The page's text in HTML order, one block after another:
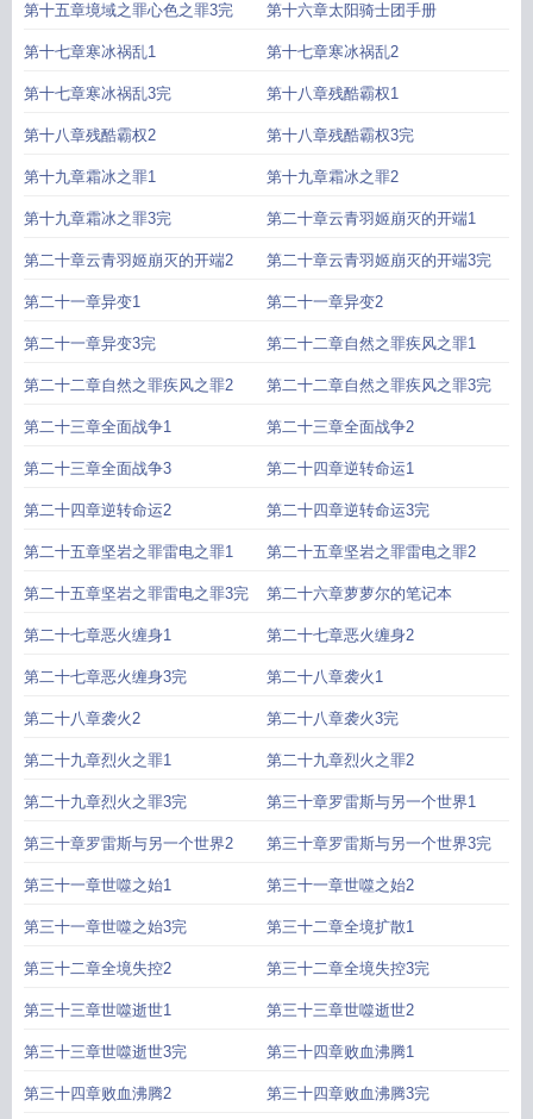
第十五章境域之罪心色之罪3完 第十六章太阳骑士团手册
第十七章寒冰祸乱1 第十七章寒冰祸乱2
第十七章寒冰祸乱3完 第十八章残酷霸权1
第十八章残酷霸权2 第十八章残酷霸权3完
第十九章霜冰之罪1 第十九章霜冰之罪2
第十九章霜冰之罪3完 第二十章云青羽姬崩灭的开端1
第二十章云青羽姬崩灭的开端2 第二十章云青羽姬崩灭的开端3完
第二十一章异变1 第二十一章异变2
第二十一章异变3完 第二十二章自然之罪疾风之罪1
第二十二章自然之罪疾风之罪2 第二十二章自然之罪疾风之罪3完
第二十三章全面战争1 第二十三章全面战争2
第二十三章全面战争3 第二十四章逆转命运1
第二十四章逆转命运2 第二十四章逆转命运3完
第二十五章坚岩之罪雷电之罪1 第二十五章坚岩之罪雷电之罪2
第二十五章坚岩之罪雷电之罪3完 第二十六章萝萝尔的笔记本
第二十七章恶火缠身1 第二十七章恶火缠身2
第二十七章恶火缠身3完 第二十八章袭火1
第二十八章袭火2 第二十八章袭火3完
第二十九章烈火之罪1 第二十九章烈火之罪2
第二十九章烈火之罪3完 第三十章罗雷斯与另一个世界1
第三十章罗雷斯与另一个世界2 第三十章罗雷斯与另一个世界3完
第三十一章世噬之始1 第三十一章世噬之始2
第三十一章世噬之始3完 第三十二章全境扩散1
第三十二章全境失控2 第三十二章全境失控3完
第三十三章世噬逝世1 第三十三章世噬逝世2
第三十三章世噬逝世3完 第三十四章败血沸腾1
第三十四章败血沸腾2 第三十四章败血沸腾3完